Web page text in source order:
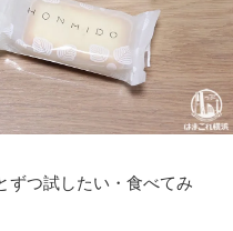
ずつ試したい・食べてみ